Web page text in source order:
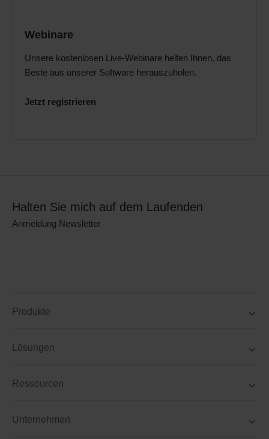
Webinare
Unsere kostenlosen Live-Webinare helfen Ihnen, das
Beste aus unserer Software herauszuholen.
Jetzt registrieren
Halten Sie mich auf dem Laufenden
Anmeldung Newsletter
Produkte
Lösungen
Ressourcen
Unternehmen